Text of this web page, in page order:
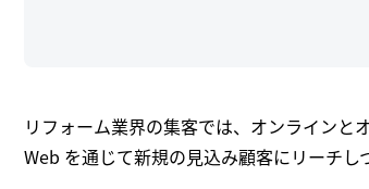
リフォーム業界の集客では、オンラインと
Web を通じて新規の見込み顧客にリーチし